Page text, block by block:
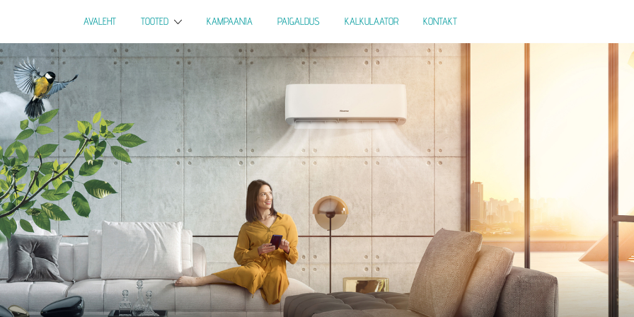
AVALEHT TOOTED KAMPAANIA PAIGALDUS KALKULAATOR KONTAKT